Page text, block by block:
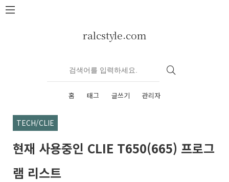
본문 바로가기
ralcstyle.com
홈 태그 글쓰기 관리자
TECH/CLIE
현재 사용중인 CLIE T650(665) 프로그
램 리스트